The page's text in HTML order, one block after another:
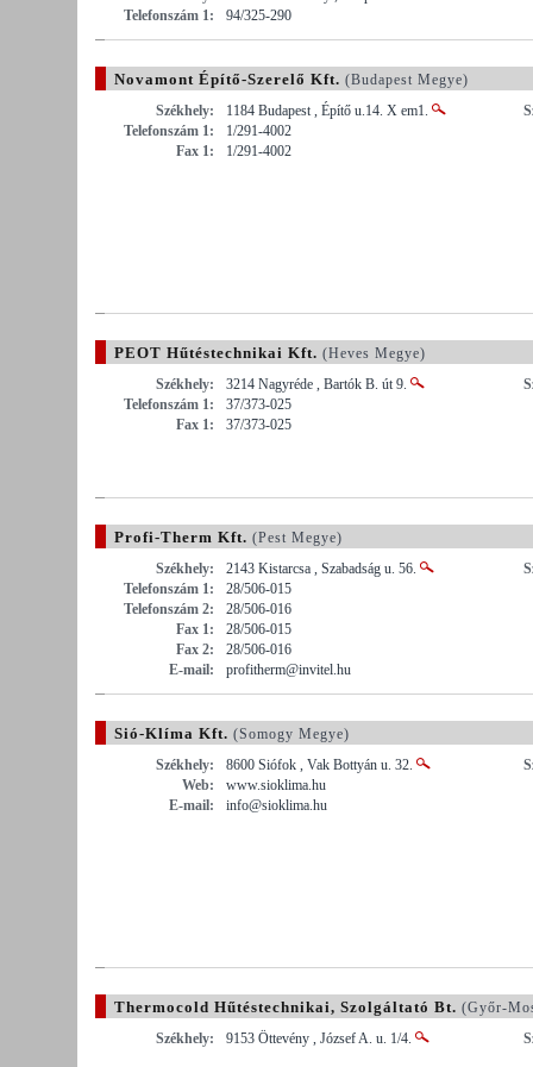
Telefonszám 1:
94/325-290
Novamont Építő-Szerelő Kft. (Budapest Megye)
Székhely:
1184 Budapest , Építő u.14. X em1.
Telefonszám 1:
1/291-4002
Fax 1:
1/291-4002
PEOT Hűtéstechnikai Kft. (Heves Megye)
Székhely:
3214 Nagyréde , Bartók B. út 9.
Telefonszám 1:
37/373-025
Fax 1:
37/373-025
Profi-Therm Kft. (Pest Megye)
Székhely:
2143 Kistarcsa , Szabadság u. 56.
Telefonszám 1:
28/506-015
Telefonszám 2:
28/506-016
Fax 1:
28/506-015
Fax 2:
28/506-016
E-mail:
profitherm@invitel.hu
Sió-Klíma Kft. (Somogy Megye)
Székhely:
8600 Siófok , Vak Bottyán u. 32.
Web:
www.sioklima.hu
E-mail:
info@sioklima.hu
Thermocold Hűtéstechnikai, Szolgáltató Bt. (Győr-
Székhely:
9153 Öttevény , József A. u. 1/4.